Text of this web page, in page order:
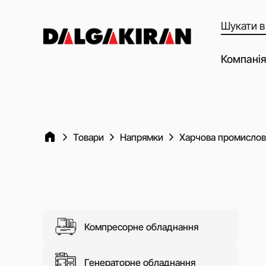
Пошук
товарів
Компанія
Якість
Товари Напрямки Харчова
Компресорне обладнання
Генераторне обладнання